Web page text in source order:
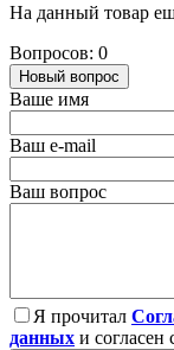
На данный товар
Вопросов: 0
Новый вопрос
Ваше имя
Ваш e-mail
Ваш вопрос
Я прочитал
данных и согласен